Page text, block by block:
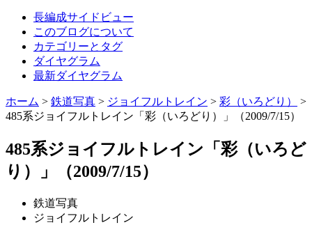
長編成サイドビュー
このブログについて
カテゴリーとタグ
ダイヤグラム
最新ダイヤグラム
ホーム > 鉄道写真 > ジョイフルトレイン > 彩（いろどり）
>
485系ジョイフルトレイン「彩（いろどり）」（2009/7/15）
485系ジョイフルトレイン「彩（いろど
り）」（2009/7/15）
鉄道写真
ジョイフルトレイン